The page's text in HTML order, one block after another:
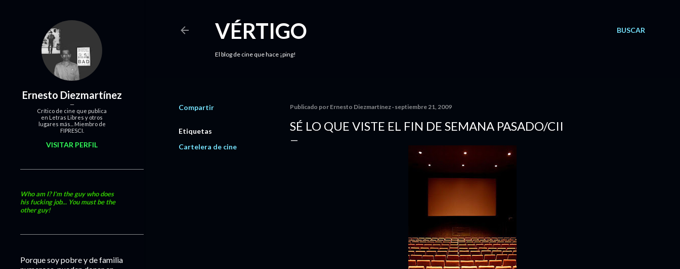
BUSCAR
VÉRTIGO
El blog de cine que hace ¡ping!
Compartir
Etiquetas
Cartelera de cine
Publicado por Ernesto Diezmartínez septiembre 21, 2009
SÉ LO QUE VISTE EL FIN DE SEMANA PASADO/CII
Ernesto Diezmartínez
Crítico de cine que publica
en Letras Libres y otros
lugares más... Miembro de
FIPRESCI.
VISITAR PERFIL
Who am I? I'm the guy who does
his fucking job... You must be the
other guy!
Porque soy pobre y de familia